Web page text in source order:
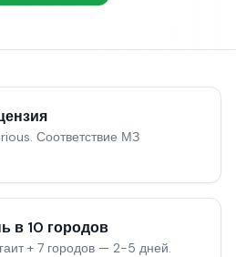
Соответствие МЗ
в 10 городов
+ 7 городов — 2-5 дней.